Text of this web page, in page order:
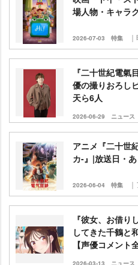
場人物・キャラ
2026-07-03 特集
『二十世紀電氣
優の撮りおろし
天ら6人
2026-06-29 ニュース
アニメ『二十世
カ-』|放送日・
2026-06-04 特集
『彼女、お借り
してきた千鶴と
【声優コメント
2026-03-13 ニュース